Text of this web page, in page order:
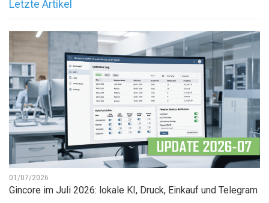
Letzte Artikel
01/07/2026
Gincore im Juli 2026: lokale KI, Druck, Einkauf und Telegram